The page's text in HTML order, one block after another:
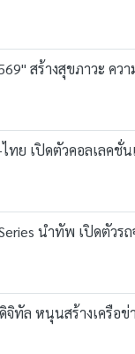
สร้างสุขภาวะ ค
เปิดตัวคอลเลคชั่
นำทัพ เปิดตัวร
ล หนุนสร้างเครือข่